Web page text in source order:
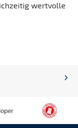
wertvolle